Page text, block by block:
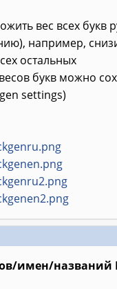
вес всех букв
например,
остальных
букв можно
settings)
имен/названий